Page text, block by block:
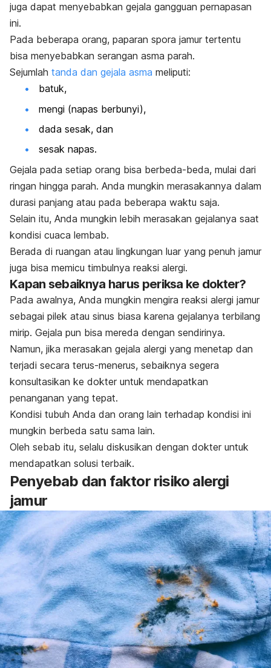
juga dapat menyebabkan gejala gangguan pernapasan
ini.
Pada beberapa orang, paparan spora jamur tertentu
bisa menyebabkan serangan asma parah.
Sejumlah tanda dan gejala asma meliputi:
batuk,
mengi (napas berbunyi),
dada sesak, dan
sesak napas.
Gejala pada setiap orang bisa berbeda-beda, mulai dari
ringan hingga parah. Anda mungkin merasakannya dalam
durasi panjang atau pada beberapa waktu saja.
Selain itu, Anda mungkin lebih merasakan gejalanya saat
kondisi cuaca lembab.
Berada di ruangan atau lingkungan luar yang penuh jamur
juga bisa memicu timbulnya reaksi alergi.
Kapan sebaiknya harus periksa ke dokter?
Pada awalnya, Anda mungkin mengira reaksi alergi jamur
sebagai pilek atau sinus biasa karena gejalanya terbilang
mirip. Gejala pun bisa mereda dengan sendirinya.
Namun, jika merasakan gejala alergi yang menetap dan
terjadi secara terus-menerus, sebaiknya segera
konsultasikan ke dokter untuk mendapatkan
penanganan yang tepat.
Kondisi tubuh Anda dan orang lain terhadap kondisi ini
mungkin berbeda satu sama lain.
Oleh sebab itu, selalu diskusikan dengan dokter untuk
mendapatkan solusi terbaik.
Penyebab dan faktor risiko alergi
jamur